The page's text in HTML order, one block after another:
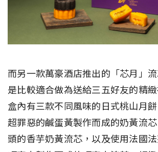
而另一款萬豪酒店推出的「芯月」
是比較適合做為送給三五好友的精
盒內有三款不同風味的日式桃山月
超罪惡的鹹蛋黃製作而成的奶黃流
頭的香芋奶黃流芯，以及使用法國